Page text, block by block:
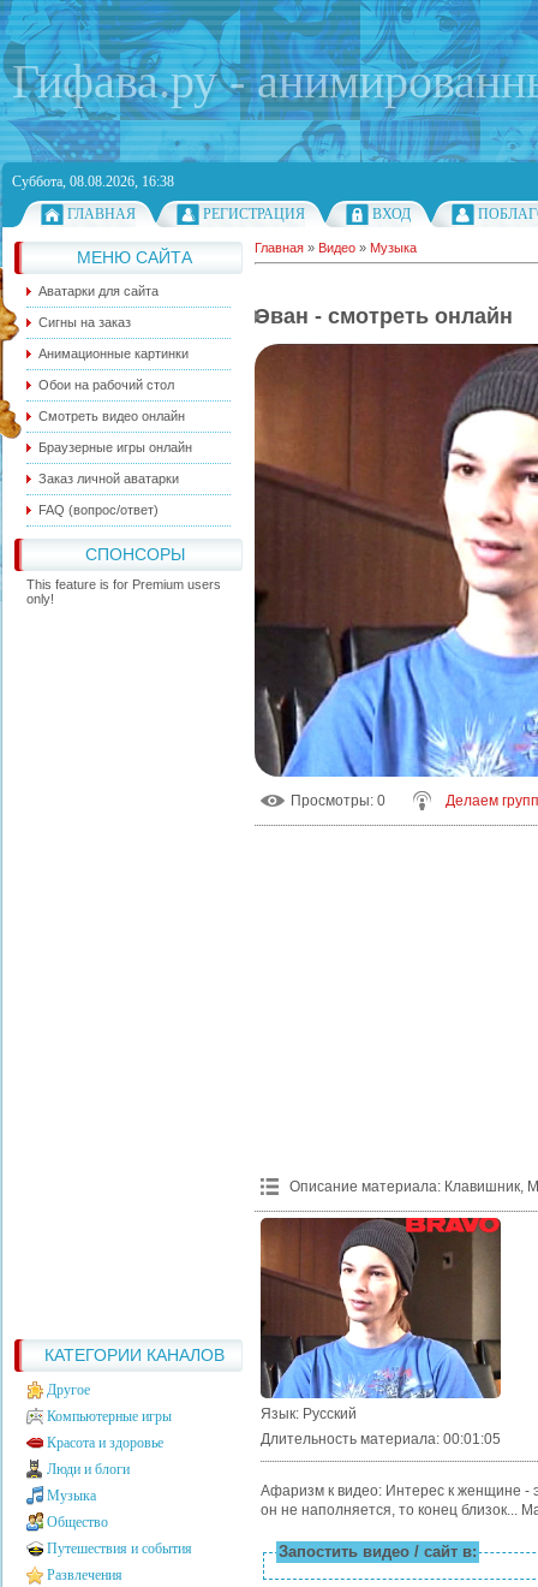
Гифава.ру -
Суббота, 08.08.2026, 16:38
ГЛАВНАЯ
РЕГИСТРАЦИЯ ВХОД
МЕНЮ САЙТА
Аватарки для сайта
Сигны на заказ
Анимационные картинки
Обои на рабочий стол
Смотреть видео онлайн
Браузерные игры онлайн
Заказ личной аватарки
FAQ (вопрос/ответ)
СПОНСОРЫ
This feature is for Premium users
only!
КАТЕГОРИИ КАНАЛОВ
Другое
Компьютерные игры
Красота и здоровье
Люди и блоги
Музыка
Общество
Путешествия и события
Развлечения
Главная » Видео » Музыка
Эван - смотреть онлайн
Просмотры: 0 Делаем
Описание материала: Клавишник,
Язык: Русский
Длительность материала: 00:01:05
Афаризм к видео: Интерес к женщине -
он не наполняется, то конец близок...
Запостить видео / сайт в: